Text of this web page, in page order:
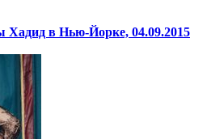
Хадид в Нью-Йорке, 04.09.2015